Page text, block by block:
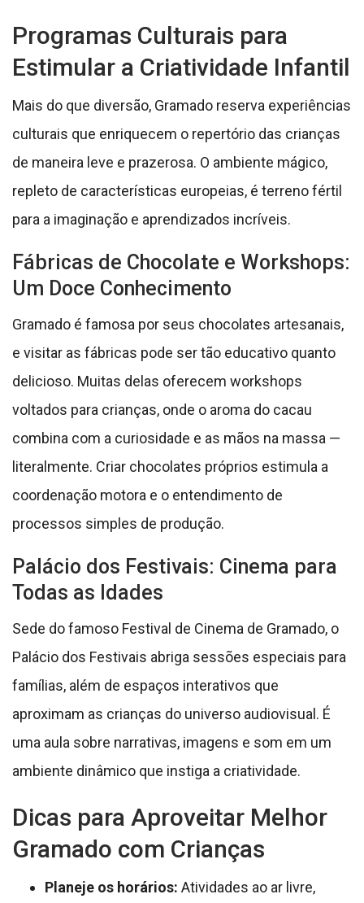
Programas Culturais para
Estimular a Criatividade Infantil
Mais do que diversão, Gramado reserva experiências
culturais que enriquecem o repertório das crianças
de maneira leve e prazerosa. O ambiente mágico,
repleto de características europeias, é terreno fértil
para a imaginação e aprendizados incríveis.
Fábricas de Chocolate e Workshops:
Um Doce Conhecimento
Gramado é famosa por seus chocolates artesanais,
e visitar as fábricas pode ser tão educativo quanto
delicioso. Muitas delas oferecem workshops
voltados para crianças, onde o aroma do cacau
combina com a curiosidade e as mãos na massa —
literalmente. Criar chocolates próprios estimula a
coordenação motora e o entendimento de
processos simples de produção.
Palácio dos Festivais: Cinema para
Todas as Idades
Sede do famoso Festival de Cinema de Gramado, o
Palácio dos Festivais abriga sessões especiais para
famílias, além de espaços interativos que
aproximam as crianças do universo audiovisual. É
uma aula sobre narrativas, imagens e som em um
ambiente dinâmico que instiga a criatividade.
Dicas para Aproveitar Melhor
Gramado com Crianças
Planeje os horários: Atividades ao ar livre,